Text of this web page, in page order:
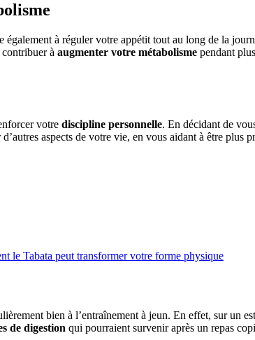
également à réguler votre appétit tout au long de la
à augmenter votre métabolisme pendant
votre discipline personnelle. En décidant de
aspects de votre vie, en vous aidant à être plus
le Tabata peut transformer votre forme physique
bien à l’entraînement à jeun. En effet, sur un
de digestion qui pourraient survenir après un repas